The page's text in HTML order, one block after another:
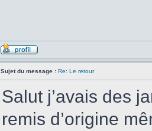
Sujet du message : Re: Le retour
Salut j’avais des
remis d’origine